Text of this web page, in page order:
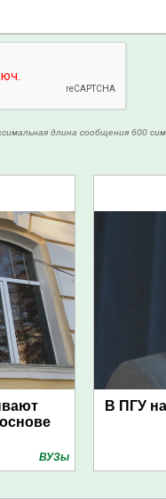
длина сообщения 600
ВУЗы
В ПГУ